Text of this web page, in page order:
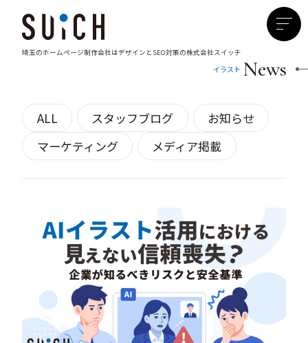
埼玉のホームページ制作会社はデザインとSEO対策の株式会社スイッチ
イラスト News
ALL スタッフブログ
お知らせ
マーケティング
メディア掲載